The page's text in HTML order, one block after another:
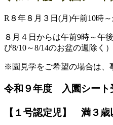
R８年８月３日(月)午前10時
８月４日からは午前9時～午
び8/10～8/14のお盆の週除く）
※園見学をご希望の場合は、
令和９年度 入園シート
【１号認定児】 満３歳